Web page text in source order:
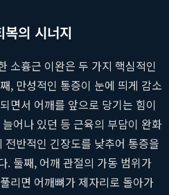
의 시너지
소흉근 이완은 두 가지 핵심적인
, 만성적인 통증이 눈에 띄게 감소
면서 어깨를 앞으로 당기는 힘이
어나 있던 등 근육의 부담이 완화
반적인 긴장도를 낮추어 통증을
. 둘째, 어깨 관절의 가동 범위가
리면 어깨뼈가 제자리로 돌아가